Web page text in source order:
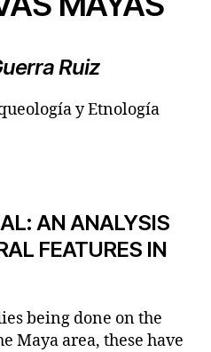
Ruiz
y Etnología
AN ANALYSIS
FEATURES IN
being done on the
Maya area, these have